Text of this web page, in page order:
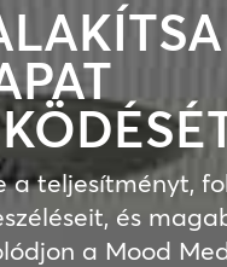
a teljesítményt,
és
a Mood